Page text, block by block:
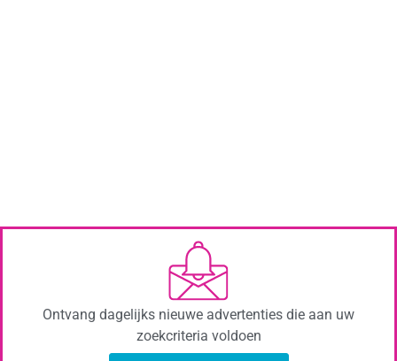
Ontvang dagelijks nieuwe advertenties die aan uw
zoekcriteria voldoen